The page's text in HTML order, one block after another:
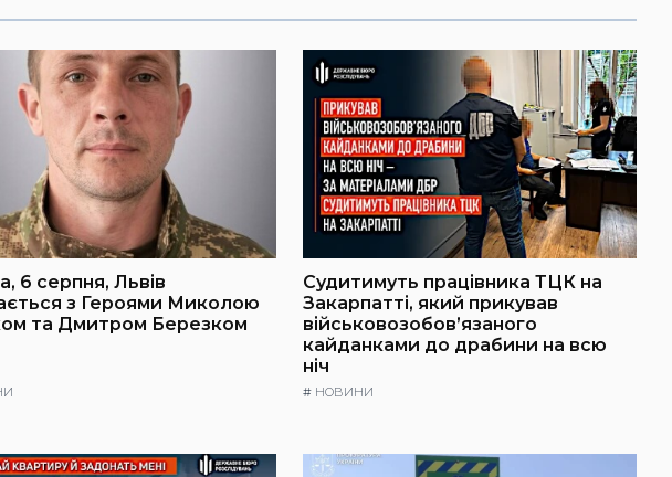
6 серпня, Львів
з Героями Миколою
та Дмитром Березком
Судитимуть працівника ТЦК на
Закарпатті, який прикував
військовозобов’язаного
кайданками до драбини на всю
ніч
# НОВИНИ